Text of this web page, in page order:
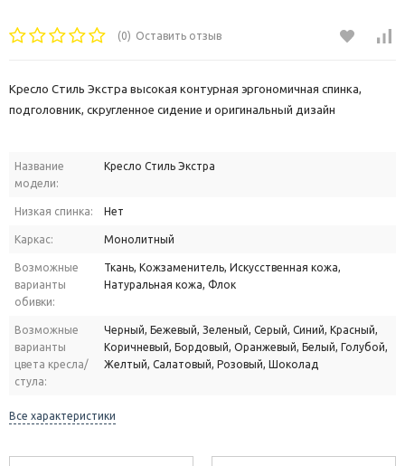
(0) Оставить отзыв
Кресло Стиль Экстра высокая контурная эргономичная спинка,
подголовник, скругленное сидение и оригинальный дизайн
Название
модели:
Кресло Стиль Экстра
Низкая спинка: Нет
Каркас: Монолитный
Возможные
варианты
обивки:
Ткань, Кожзаменитель, Искусственная кожа,
Натуральная кожа, Флок
Возможные
варианты
цвета кресла/
стула:
Черный, Бежевый, Зеленый, Серый, Синий, Красный,
Коричневый, Бордовый, Оранжевый, Белый, Голубой,
Желтый, Салатовый, Розовый, Шоколад
Все характеристики